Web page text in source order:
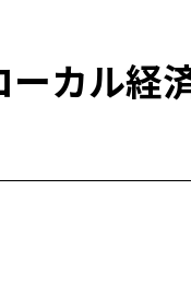
カル経